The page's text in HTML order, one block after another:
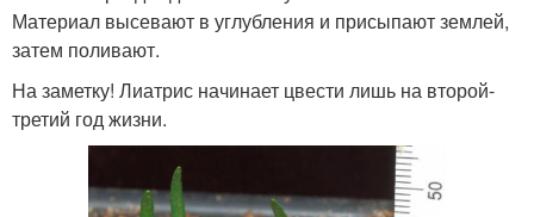
Материал высевают в углубления и присыпают землей,
затем поливают.
На заметку! Лиатрис начинает цвести лишь на второй-
третий год жизни.